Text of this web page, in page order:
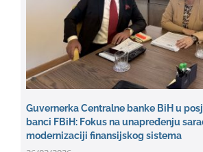
Guvernerka Centralne banke BiH u
banci FBiH: Fokus na unapređenju
modernizaciji finansijskog sistema